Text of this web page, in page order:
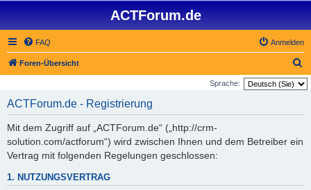
ACTForum.de
FAQ Anmelden
Foren-Übersicht
u
Sprache:
ACTForum.de - Registrierung
Mit dem Zugriff auf „ACTForum.de“ („http://crm-
solution.com/actforum“) wird zwischen Ihnen und dem Betreiber ein
Vertrag mit folgenden Regelungen geschlossen:
1. NUTZUNGSVERTRAG